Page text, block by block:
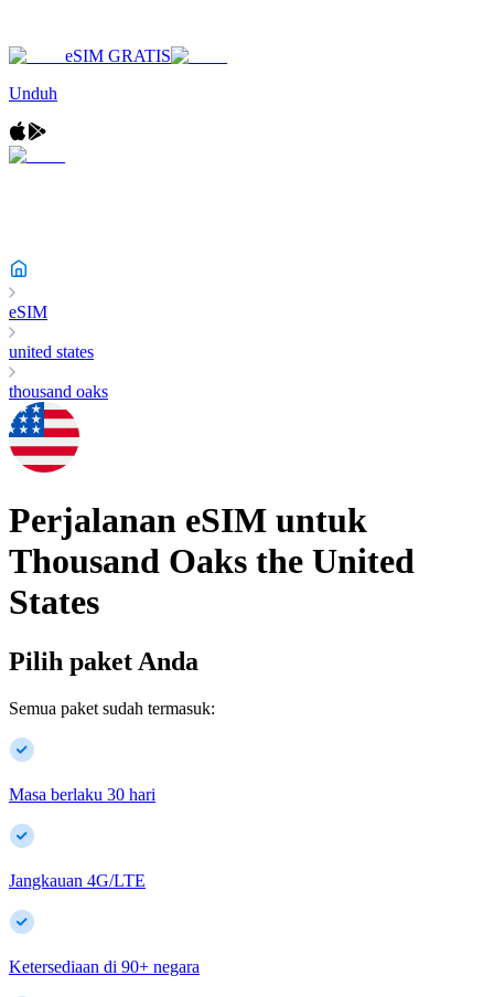
eSIM GRATIS
Unduh
eSIM
united states
thousand oaks
Perjalanan eSIM untuk
Thousand Oaks the United
States
Pilih paket Anda
Semua paket sudah termasuk:
Masa berlaku 30 hari
Jangkauan 4G/LTE
Ketersediaan di 90+ negara